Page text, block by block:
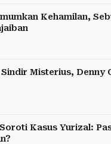
Kehamilan,
Misterius, Denny
Kasus Yurizal: